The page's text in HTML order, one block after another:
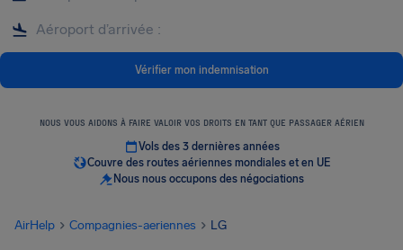
Vérifier mon indemnisation
NOUS VOUS AIDONS À FAIRE VALOIR VOS DROITS EN TANT QUE PASSAGER AÉRIEN
Vols des 3 dernières années
Couvre des routes aériennes mondiales et en UE
Nous nous occupons des négociations
AirHelp Compagnies-aeriennes LG